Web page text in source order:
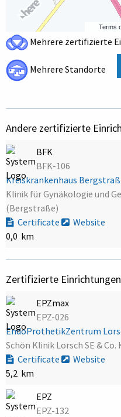
Terms
Mehrere zertifizierte
Mehrere Standorte
Andere zertifizierte
BFK
BFK-106
Kreiskrankenhaus
Klinik für Gynäkologie und
(Bergstraße)
Certificate
Website
0,0 km
Zertifizierte
EPZmax
EPZ-026
EndoProthetikZentrum
Schön Klinik Lorsch SE & Co.
Certificate
Website
5,2 km
EPZ
EPZ-132